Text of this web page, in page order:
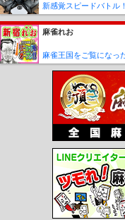
新感覚スピードバトル！
麻雀れお